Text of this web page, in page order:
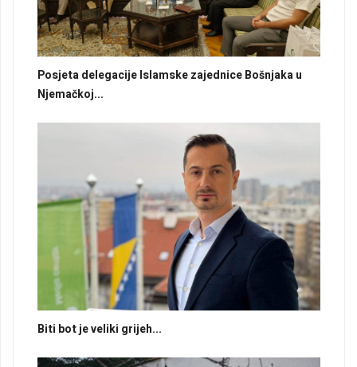
Posjeta delegacije Islamske zajednice Bošnjaka u
Njemačkoj...
Biti bot je veliki grijeh...